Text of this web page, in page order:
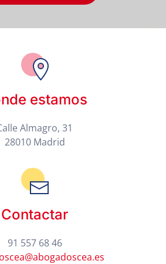
estamos
Almagro, 31
28010 Madrid
Contactar
91 557 68 46